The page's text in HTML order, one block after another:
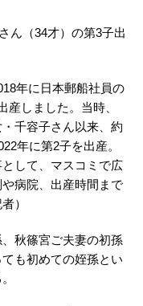
ん（34才）の第3子出
年に日本郵船社員の
しました。当時、
千容子さん以来、約
年に第2子を出産。
して、マスコミで広
病院、出産時間まで
）
秋篠宮ご夫妻の初孫
も初めての姪孫とい